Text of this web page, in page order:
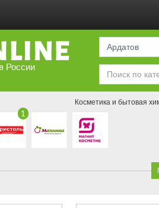
России
Ардатов
1
Косметика и бытовая